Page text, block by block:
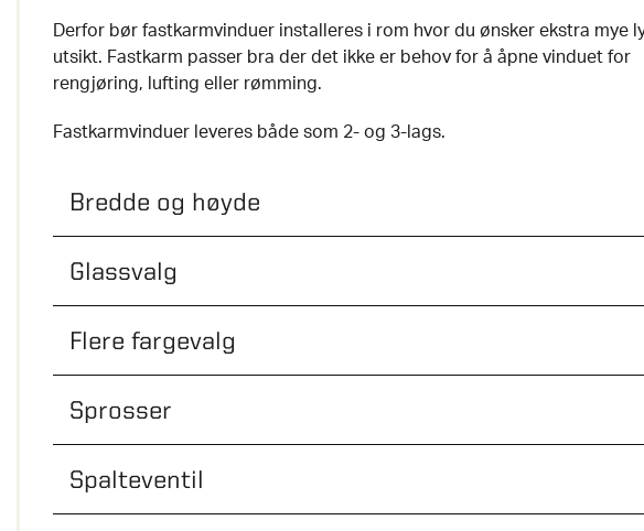
Derfor bør fastkarmvinduer installeres i rom hvor du ønsker ekstra mye
utsikt. Fastkarm passer bra der det ikke er behov for å åpne vinduet for
rengjøring, lufting eller rømming.
Fastkarmvinduer leveres både som 2- og 3-lags.
Bredde og høyde
Glassvalg
Flere fargevalg
Sprosser
Spalteventil